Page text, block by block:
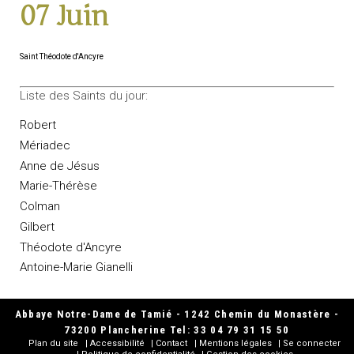
07 Juin
Saint Théodote d'Ancyre
Liste des Saints du jour:
Robert
Mériadec
Anne de Jésus
Marie-Thérèse
Colman
Gilbert
Théodote d'Ancyre
Antoine-Marie Gianelli
Abbaye Notre-Dame de Tamié - 1242 Chemin du Monastère -
73200 Plancherine Tel: 33 04 79 31 15 50
Plan du site Accessibilité Contact Mentions légales
Se connecter